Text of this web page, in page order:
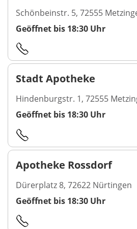
Schönbeinstr. 5, 72555
Geöffnet bis 18:30 Uhr
Stadt Apotheke
Hindenburgstr. 1, 72555
Geöffnet bis 18:30 Uhr
Apotheke Rossdorf
Dürerplatz 8, 72622 Nürtingen
Geöffnet bis 18:30 Uhr